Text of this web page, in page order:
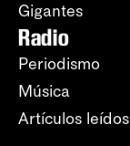
Gigantes
Radio
Periodismo
Música
Artículos leídos